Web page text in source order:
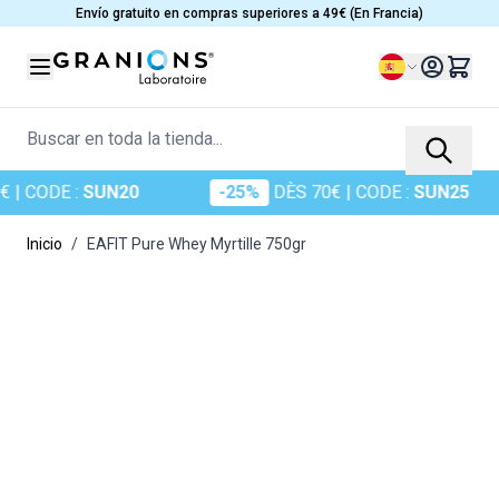
Ir al contenidoEnvío gratuito en compras superiores a 49€ (En Francia)
Lenguaje
Buscar en toda la tienda...
: SUN20 DÈS 70€| CODE : SUN25
Inicio / EAFIT Pure Whey Myrtille 750gr